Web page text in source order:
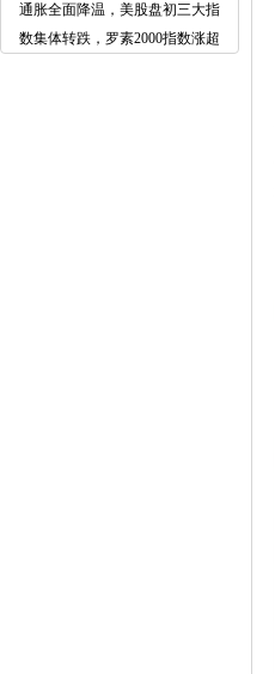
通胀全面降温，美股盘初三大指
数集体转跌，罗素2000指数涨超